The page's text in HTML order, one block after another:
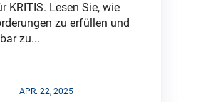
KRITIS. Lesen Sie, wie
zu erfüllen und
zu...
APR. 22, 2025